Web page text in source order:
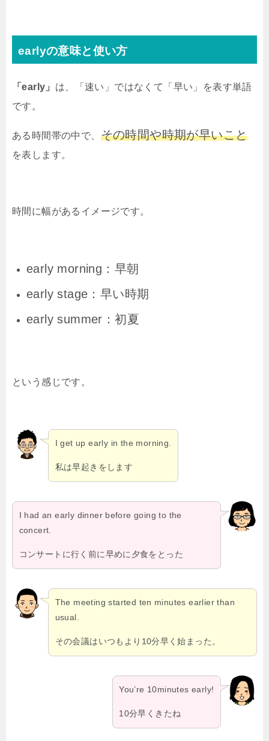
earlyの意味と使い方
「early」 は、「速い」ではなくて「早い」を表す単語
です。
ある時間帯の中で、 その時間や時期が早いこと
を表します。
時間に幅があるイメージです。
early morning：早朝
early stage：早い時期
early summer：初夏
という感じです。
I get up early in the morning.
私は早起きをします
I had an early dinner before going to the
concert.
コンサートに行く前に早めに夕食をとった
The meeting started ten minutes earlier than
usual.
その会議はいつもより10分早く始まった。
You’re 10minutes early!
10分早くきたね